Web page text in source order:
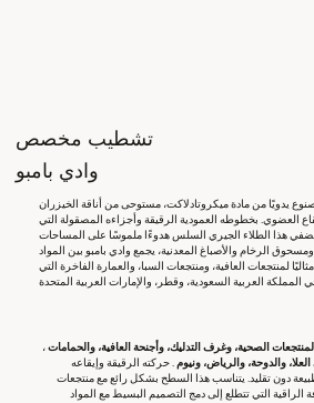
تشطيب مخصص
وادي بامبو
يدويًا من مادة ميكروتادلاكت، مستوحى من أناقة الخيزران
العضوي. بخطوطه العمودية الرقيقة وأجزاءه المصقولة التي
يضفي هذا الطلاء الجيري السلس هدوءًا ملموسًا على المساحات
الرخام والأصباغ المعدنية، يجمع وادي بامبو بين المواد
لمنتجعات العافية، ومنتجعات السبا، والعمارة الفاخرة التي
الصحية، وغرف التدليك، وأجنحة العافية، والحمامات،
والدوحة، والرياض، ونيوم. حركته الرقيقة وإيقاعه
دون تقليد. يتناسب هذا السطح بشكل رائع مع منتجعات
الراقية التي تتطلع إلى دمج التصميم البسيط مع المواد